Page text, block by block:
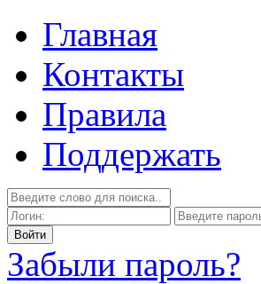
Главная
Контакты
Правила
Поддержать
Забыли пароль?